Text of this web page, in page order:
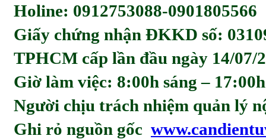
Holine: 0912753088-0901805566
Giấy chứng nhận ĐKKD số:
TPHCM cấp lần đầu ngày 14/07/
Giờ làm việc: 8:00h sáng –
Người chịu trách nhiệm quản lý
Ghi rỏ nguồn gốc